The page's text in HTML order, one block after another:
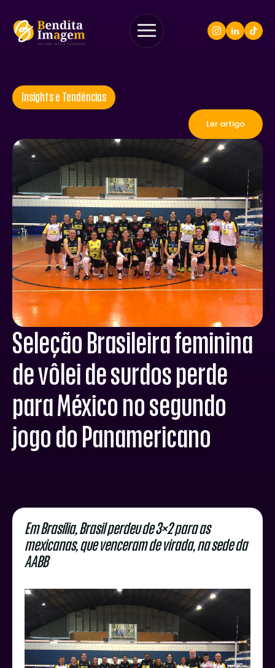
Insights e Tendências
Ler artigo
Seleção Brasileira feminina
de vôlei de surdos perde
para México no segundo
jogo do Panamericano
Em Brasília, Brasil perdeu de 3×2 para as
mexicanas, que venceram de virada, na sede da
AABB